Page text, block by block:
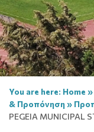
You are here: Home »
& Προπόνηση»
PEGEIA MUNICIPAL